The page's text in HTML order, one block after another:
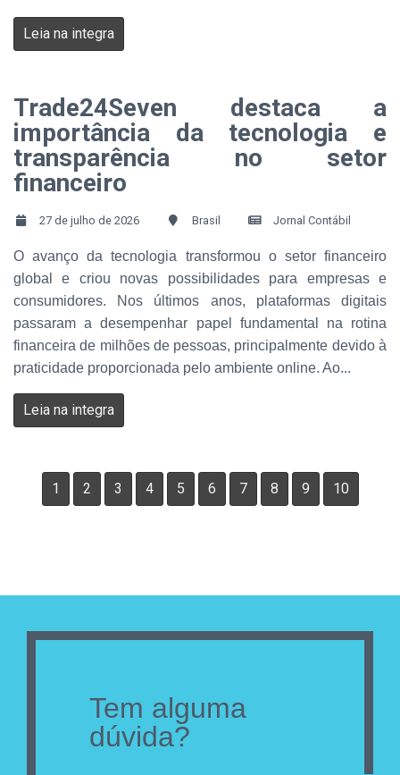
Leia na integra
Trade24Seven destaca a
importância da tecnologia e
transparência no setor
financeiro
27 de julho de 2026 Brasil Jornal Contábil
O avanço da tecnologia transformou o setor financeiro
global e criou novas possibilidades para empresas e
consumidores. Nos últimos anos, plataformas digitais
passaram a desempenhar papel fundamental na rotina
financeira de milhões de pessoas, principalmente devido à
praticidade proporcionada pelo ambiente online. Ao...
Leia na integra
1 2 3 4 5 6 7 8 9 10
Tem alguma
dúvida?